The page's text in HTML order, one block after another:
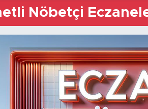
Nöbetçi